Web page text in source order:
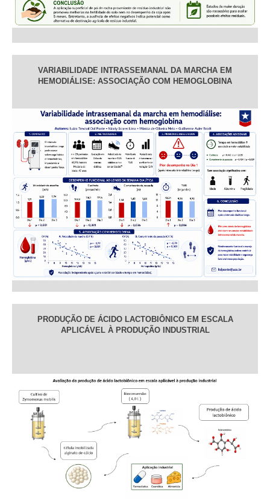
VARIABILIDADE INTRASSEMANAL DA MARCHA EM
HEMODIÁLISE: ASSOCIAÇÃO COM HEMOGLOBINA
PRODUÇÃO DE ÁCIDO LACTOBIÔNICO EM ESCALA
APLICÁVEL À PRODUÇÃO INDUSTRIAL